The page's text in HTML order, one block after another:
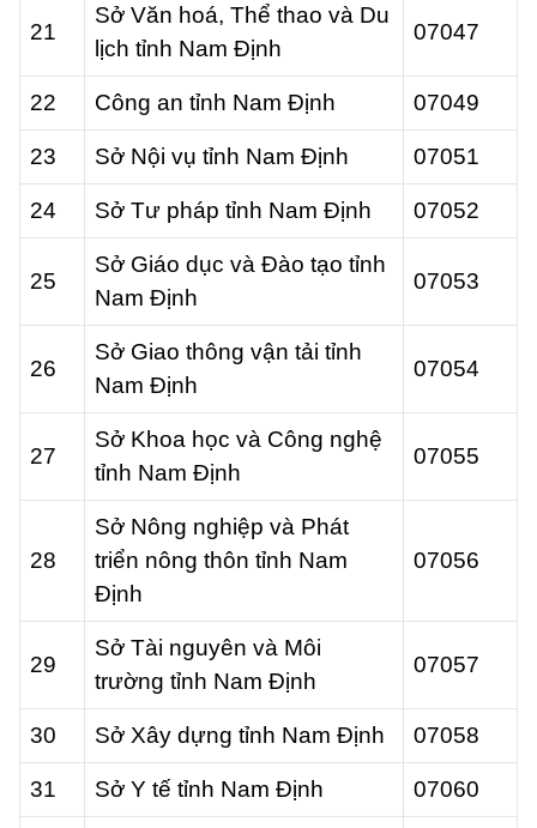
21
Sở Văn hoá, Thể thao và Du
lịch tỉnh Nam Định
07047
22 Công an tỉnh Nam Định 07049
23 Sở Nội vụ tỉnh Nam Định 07051
24 Sở Tư pháp tỉnh Nam Định 07052
25
Sở Giáo dục và Đào tạo tỉnh
Nam Định
07053
26
Sở Giao thông vận tải tỉnh
Nam Định
07054
27
Sở Khoa học và Công nghệ
tỉnh Nam Định
07055
28
Sở Nông nghiệp và Phát
triển nông thôn tỉnh Nam
Định
07056
29
Sở Tài nguyên và Môi
trường tỉnh Nam Định
07057
30 Sở Xây dựng tỉnh Nam Định 07058
31 Sở Y tế tỉnh Nam Định 07060